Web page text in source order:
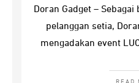
Doran Gadget –
pelanggan setia,
mengadakan event
READ